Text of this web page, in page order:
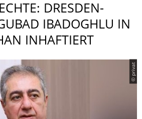
DRESDEN-
IBADOGHLU IN
INHAFTIERT
© privat